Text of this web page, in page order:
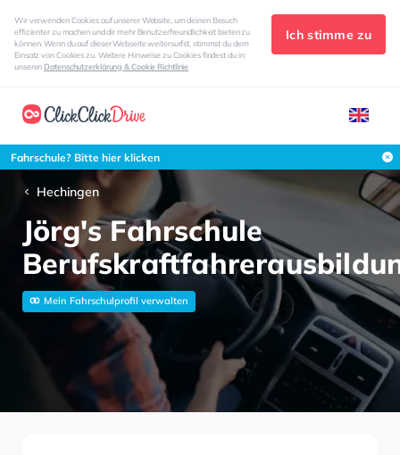
Wir verwenden Cookies auf unserer Website, um deinen Besuch
effizienter zu machen und dir mehr Benutzerfreundlichkeit bieten zu
können. Wenn du auf dieser Webseite weitersurfst, stimmst du dem
Einsatz von Cookies zu. Weitere Hinweise zu Cookies findest du in
unserenDatenschutzerklärung & Cookie Richtlinie
Ich stimme zu
Fahrschule? Bitte hier klicken
Hechingen
Jörg's Fahrschule
Mein Fahrschulprofil verwalten